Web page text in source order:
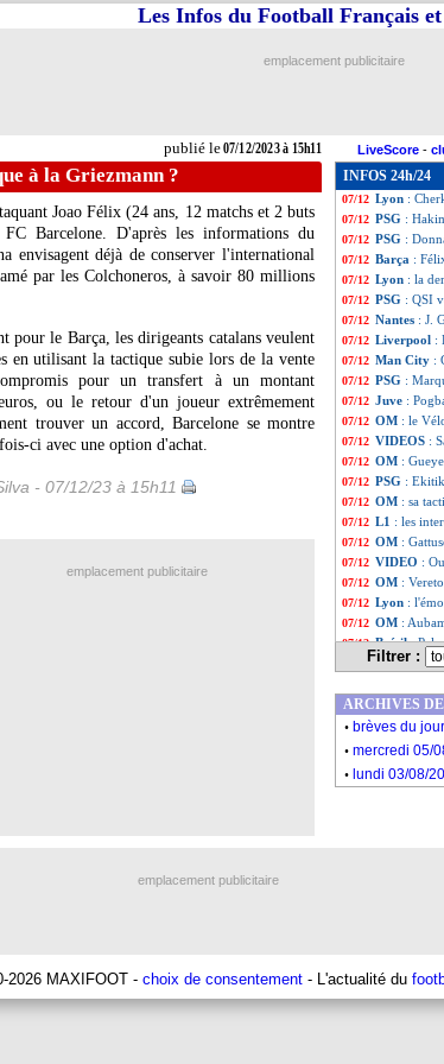
publié le07/12/2023 à 15h11
Les Infos du Football Français
emplacement publicitaire
LiveScore -
à la Griezmann ?
JoaoFélix (24 ans, 12 matchs et 2 buts
Barcelone. D'après les informations du
envisagent déjà de conserver l'international
par les Colchoneros, à savoir 80 millions
pour le Barça, les dirigeants catalans veulent
en utilisant la tactique subie lors de la vente
pour un transfert à un montant
ou le retour d'un joueur extrêmement
trouver un accord, Barcelone se montre
ci avec une option d'achat.
- 07/12/23 à 15h11
INFOS 24h/24
07/12 Man City:
07/12 ArS: un
07/12
07/12 Juve:
07/12 Lyon :
07/12 PSG :
07/12 PSG :
07/12 Barça :
07/12 Lyon : la
07/12 PSG : QSI
07/12 Nantes : J.
07/12 Liverpool :
07/12 Man City :
07/12 PSG :
07/12 Juve :
07/12 OM : le
07/12 VIDEOS :
07/12 OM :
07/12 PSG :
07/12 OM : sa
07/12 L1 : les
07/12 OM :
07/12 VIDEO :
07/12 OM :
07/12 Lyon :
07/12 OM :
07/12 Brésil:
07/12 Lyon:
07/12 Lyon: le
07/12 OM: la
Liste
Filtrer :
emplacement publicitaire
ARCHIVES
. brèves du jour
. mercredi 05/
. lundi 03/08/
emplacement publicitaire
2026 MAXIFOOT - choix de consentement - L'actualité du